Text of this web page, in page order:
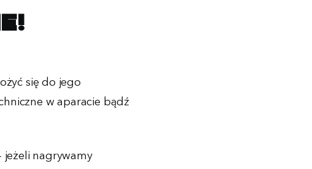
się do jego
w aparacie bądź
jeżeli nagrywamy